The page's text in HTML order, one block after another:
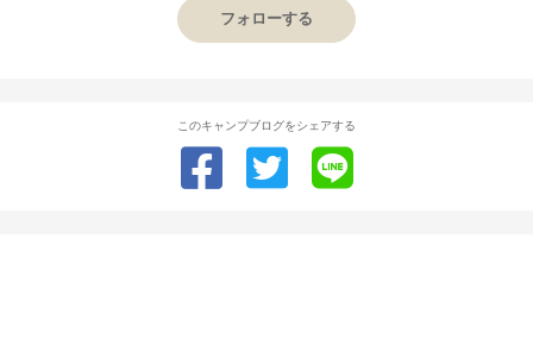
フォローする
このキャンプブログをシェアする